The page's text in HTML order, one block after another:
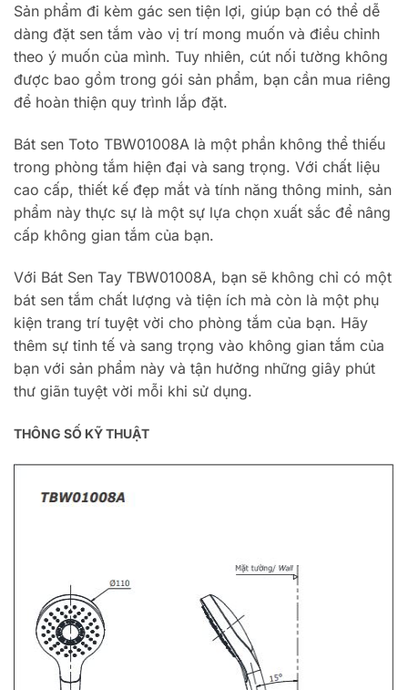
Sản phẩm đi kèm gác sen tiện lợi, giúp bạn có thể dễ
dàng đặt sen tắm vào vị trí mong muốn và điều chỉnh
theo ý muốn của mình. Tuy nhiên, cút nối tường không
được bao gồm trong gói sản phẩm, bạn cần mua riêng
để hoàn thiện quy trình lắp đặt.
Bát sen Toto TBW01008A là một phần không thể thiếu
trong phòng tắm hiện đại và sang trọng. Với chất liệu
cao cấp, thiết kế đẹp mắt và tính năng thông minh, sản
phẩm này thực sự là một sự lựa chọn xuất sắc để nâng
cấp không gian tắm của bạn.
Với Bát Sen Tay TBW01008A, bạn sẽ không chỉ có một
bát sen tắm chất lượng và tiện ích mà còn là một phụ
kiện trang trí tuyệt vời cho phòng tắm của bạn. Hãy
thêm sự tinh tế và sang trọng vào không gian tắm của
bạn với sản phẩm này và tận hưởng những giây phút
thư giãn tuyệt vời mỗi khi sử dụng.
THÔNG SỐ KỸ THUẬT